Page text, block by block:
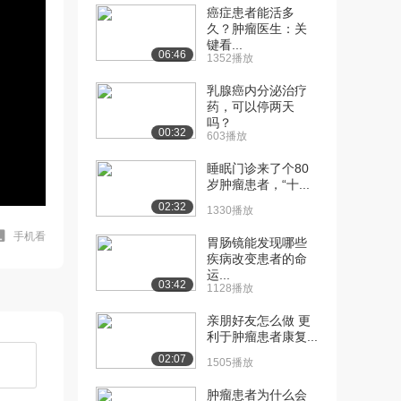
手机看
06:46
癌症患者能活多
久？肿瘤医生：关
键看...
1352播放
00:32
乳腺癌内分泌治疗
药，可以停两天
吗？
603播放
02:32
睡眠门诊来了个80
岁肿瘤患者，“十...
1330播放
03:42
胃肠镜能发现哪些
疾病改变患者的命
运...
1128播放
02:07
亲朋好友怎么做 更
利于肿瘤患者康复...
1505播放
肿瘤患者为什么会